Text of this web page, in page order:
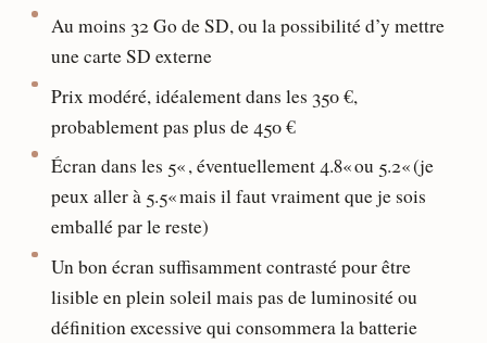
Au moins 32 Go de SD, ou la possibilité d’y mettre
une carte SD externe
Prix modéré, idéalement dans les 350 €,
probablement pas plus de 450 €
Écran dans les 5« , éventuellement 4.8« ou 5.2« (je
peux aller à 5.5« mais il faut vraiment que je sois
emballé par le reste)
Un bon écran suffisamment contrasté pour être
lisible en plein soleil mais pas de luminosité ou
définition excessive qui consommera la batterie